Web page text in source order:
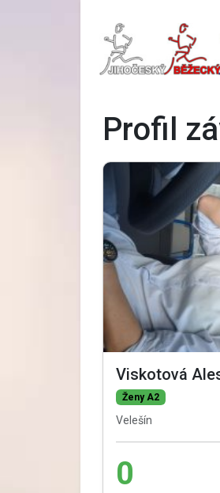
Profil
Viskotová
Ženy A2
Velešín
0